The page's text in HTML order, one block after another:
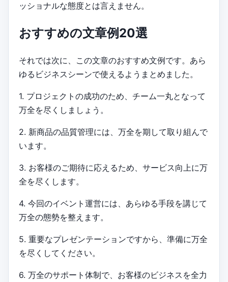
ッショナルな態度とは言えません。
おすすめの文章例20選
それでは次に、この文章のおすすめ文例です。あら
ゆるビジネスシーンで使えるようまとめました。
1. プロジェクトの成功のため、チーム一丸となって
万全を尽くしましょう。
2. 新商品の品質管理には、万全を期して取り組んで
います。
3. お客様のご期待に応えるため、サービス向上に万
全を尽くします。
4. 今回のイベント運営には、あらゆる手段を講じて
万全の態勢を整えます。
5. 重要なプレゼンテーションですから、準備に万全
を尽くしてください。
6. 万全のサポート体制で、お客様のビジネスを全力